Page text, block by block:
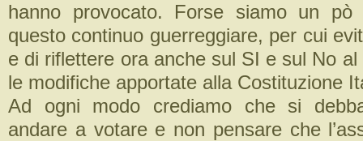
hanno provocato. Forse siamo un
questo continuo guerreggiare, per cui
e di riflettere ora anche sul SI e sul No
le modifiche apportate alla Costituzione
Ad ogni modo crediamo che si
andare a votare e non pensare che